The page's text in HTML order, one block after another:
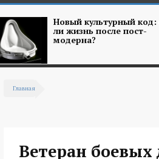
Новый культурный код:
ли жизнь после пост-
модерна?
Главная
Ветеран боевых